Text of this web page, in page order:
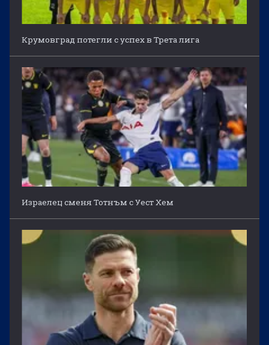
Крумовград потегли с успех в Трета лига
Израелец сменя Тотнъм с Уест Хем